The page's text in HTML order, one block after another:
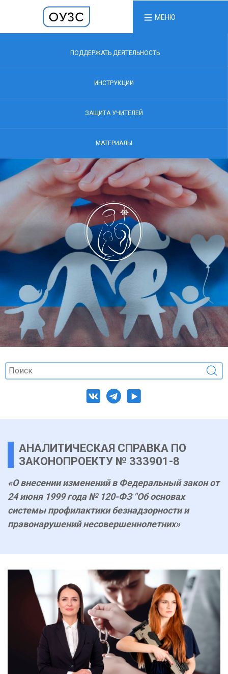
МЕНЮ
ПОДДЕРЖАТЬ ДЕЯТЕЛЬНОСТЬ
ИНСТРУКЦИИ
ЗАЩИТА УЧИТЕЛЕЙ
МАТЕРИАЛЫ
АНАЛИТИЧЕСКАЯ СПРАВКА ПО
ЗАКОНОПРОЕКТУ № 333901-8
«О внесении изменений в Федеральный закон от
24 июня 1999 года № 120-ФЗ "Об основах
системы профилактики безнадзорности и
правонарушений несовершеннолетних»